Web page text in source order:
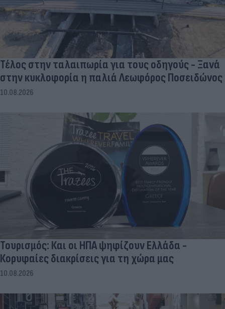
Τέλος στην ταλαιπωρία για τους οδηγούς - Ξανά
στην κυκλοφορία η παλιά Λεωφόρος Ποσειδώνος
10.08.2026
Τουρισμός: Και οι ΗΠΑ ψηφίζουν Ελλάδα -
Κορυφαίες διακρίσεις για τη χώρα μας
10.08.2026